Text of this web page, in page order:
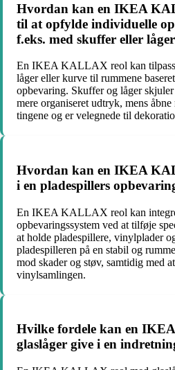
Hvordan kan en IKEA
til at opfylde individuelle
f.eks. med skuffer eller
En IKEA KALLAX reol kan
låger eller kurve til rummene
opbevaring. Skuffer og låger
mere organiseret udtryk, mens
tingene og er velegnede til
Hvordan kan en IKEA
i en pladespillers
En IKEA KALLAX reol kan
opbevaringssystem ved at tilføje
at holde pladespillere, vinylplader
pladespilleren på en stabil og
mod skader og støv, samtidig med
vinylsamlingen.
Hvilke fordele kan en
glaslåger give i en